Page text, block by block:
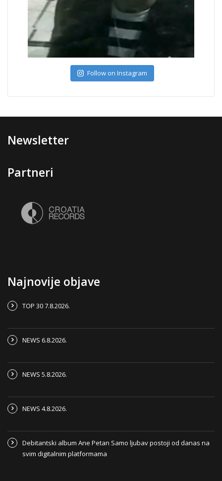
Follow on Instagram
Newsletter
Partneri
Najnovije objave
TOP 30 7.8.2026.
NEWS 6.8.2026.
NEWS 5.8.2026.
NEWS 4.8.2026.
Debitantski album Ane Petan Samo ljubav postoji od danas na
svim digitalnim platformama